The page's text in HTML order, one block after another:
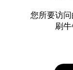
您所要访
刷